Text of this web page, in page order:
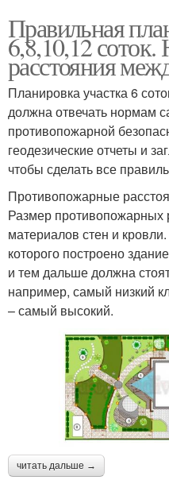
Правильная
6,8,10,12
расстояния
Планировка участка 6
должна отвечать нормам
противопожарной
геодезические отчеты и
чтобы сделать все
Противопожарные
Размер противопожарных
материалов стен и
которого построено
и тем дальше должна
например, самый низкий
– самый высокий.
читать дальше →